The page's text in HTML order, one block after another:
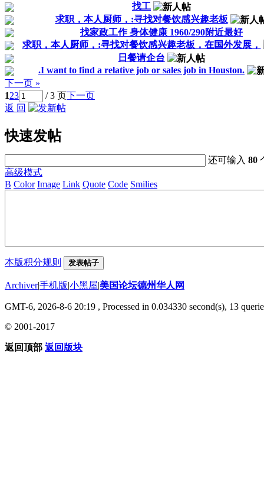
找工
求职，本人厨师，:寻找对餐饮感兴趣老板
找家政工作 身体健康 1960/290附近最好
求职，本人厨师，:寻找对餐饮感兴趣老板，在国外发展，
日餐请企台
.I want to find a relative job or sales job in Houston.
下一页 »
123 / 3 页下一页
返 回
快速发帖
还可输入80
高级模式
B Color Image Link Quote Code Smilies
本版积分规则 发表帖子
Archiver|手机版|小黑屋|美国论坛德州华人网
GMT-6, 2026-8-6 20:19 , Processed in 0.034330 second(s), 13
© 2001-2017
返回顶部 返回版块